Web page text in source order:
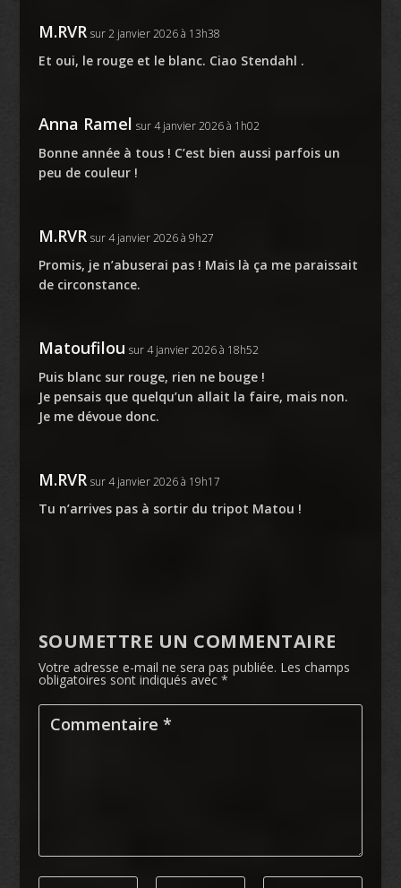
M.RVR sur 2 janvier 2026 à 13h38
Et oui, le rouge et le blanc. Ciao Stendahl .
Anna Ramel sur 4 janvier 2026 à 1h02
Bonne année à tous ! C’est bien aussi parfois un
peu de couleur !
M.RVR sur 4 janvier 2026 à 9h27
Promis, je n’abuserai pas ! Mais là ça me paraissait
de circonstance.
Matoufilou sur 4 janvier 2026 à 18h52
Puis blanc sur rouge, rien ne bouge !
Je pensais que quelqu’un allait la faire, mais non.
Je me dévoue donc.
M.RVR sur 4 janvier 2026 à 19h17
Tu n’arrives pas à sortir du tripot Matou !
SOUMETTRE UN COMMENTAIRE
Votre adresse e-mail ne sera pas publiée. Les champs
obligatoires sont indiqués avec *